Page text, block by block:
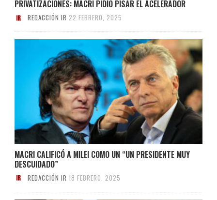
PRIVATIZACIONES: MACRI PIDIÓ PISAR EL ACELERADOR
REDACCIÓN IR 22 FEBRERO, 2025
MACRI CALIFICÓ A MILEI COMO UN “UN PRESIDENTE MUY
DESCUIDADO”
REDACCIÓN IR 18 FEBRERO, 2025